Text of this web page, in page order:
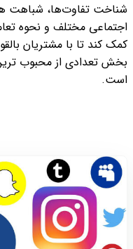
شناخت تفاوت‌ها، شباهت
اجتماعی مختلف و نحوه
کمک کند تا با مشتریان
بخش تعدادی از محبوب
است.